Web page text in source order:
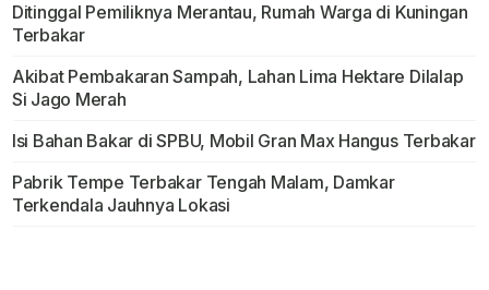
Ditinggal Pemiliknya Merantau, Rumah Warga di Kuningan
Terbakar
Akibat Pembakaran Sampah, Lahan Lima Hektare Dilalap
Si Jago Merah
Isi Bahan Bakar di SPBU, Mobil Gran Max Hangus Terbakar
Pabrik Tempe Terbakar Tengah Malam, Damkar
Terkendala Jauhnya Lokasi